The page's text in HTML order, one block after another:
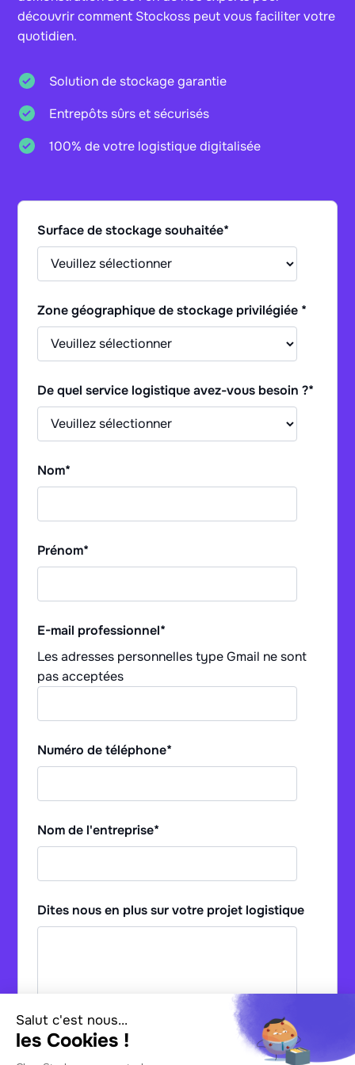
découvrir comment Stockoss peut vous faciliter votre
quotidien.
Solution de stockage garantie
Entrepôts sûrs et sécurisés
100% de votre logistique digitalisée
Surface de stockage souhaitée*
Zone géographique de stockage privilégiée *
De quel service logistique avez-vous besoin ?*
Nom*
Prénom*
E-mail professionnel*
Les adresses personnelles type Gmail ne sont
pas acceptées
Numéro de téléphone*
Nom de l'entreprise*
Dites nous en plus sur votre projet logistique